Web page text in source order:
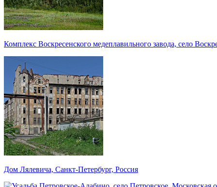
Комплекс Воскресенского медеплавильного завода, село
Дом Лялевича, Санкт-Петербург, Россия